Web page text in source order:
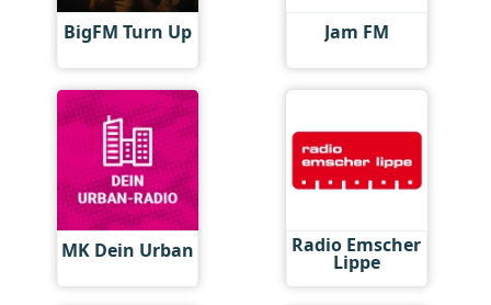
BigFM Turn Up Jam FM
MK Dein Urban Radio Emscher
Lippe